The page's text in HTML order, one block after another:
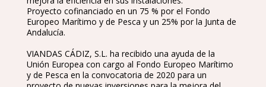
Proyecto cofinanciado en un 75 % por el Fondo
Europeo Marítimo y de Pesca y un 25% por la Junta de
Andalucía.
VIANDAS CÁDIZ, S.L. ha recibido una ayuda de la
Unión Europea con cargo al Fondo Europeo Marítimo
y de Pesca en la convocatoria de 2020 para un